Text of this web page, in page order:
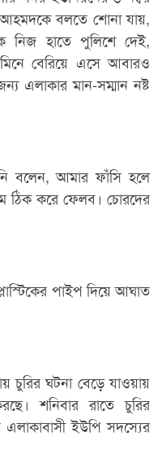
বলতে শোনা যায়,
নিজ হাতে পুলিশে দেই,
বেরিয়ে এসে আবারও
এলাকার মান-সম্মান নষ্ট
বলেন, আমার ফাঁসি হলে
ঠিক করে ফেলব। চোরদের
পাইপ দিয়ে আঘাত
চুরির ঘটনা বেড়ে যাওয়ায়
শনিবার রাতে চুরির
ইউপি সদস্যের